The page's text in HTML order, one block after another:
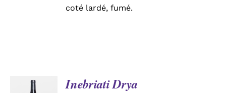
coté lardé, fumé.
AJOUTER
Inebriati Drya